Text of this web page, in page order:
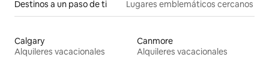
Destinos a un paso de ti Lugares emblemáticos cercanos
Calgary
Alquileres vacacionales
Canmore
Alquileres vacacionales